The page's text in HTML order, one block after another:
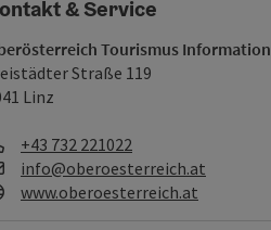
& Service
Tourismus Information
Straße 119
Linz
Telefon
+43 732 221022
E-Mail
info@oberoesterreich.at
Web
www.oberoesterreich.at